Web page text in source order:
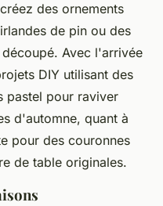
des ornements
de pin ou des
Avec l'arrivée
DIY utilisant des
pastel pour raviver
d'automne, quant à
pour des couronnes
de table originales.